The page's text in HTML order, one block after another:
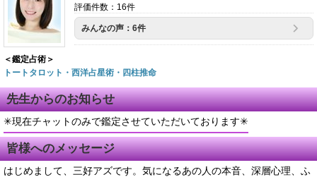
評価件数：16件
みんなの声：6件
＜鑑定占術＞
トートタロット・西洋占星術・四柱推命
先生からのお知らせ
✳︎現在チャットのみで鑑定させていただいております✳︎
皆様へのメッセージ
はじめまして、三好アズです。気になるあの人の本音、深層心理、ふ